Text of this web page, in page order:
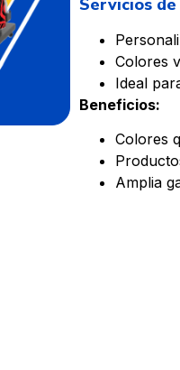
Colores
Ideal
Beneficios:
Colores
Amplia